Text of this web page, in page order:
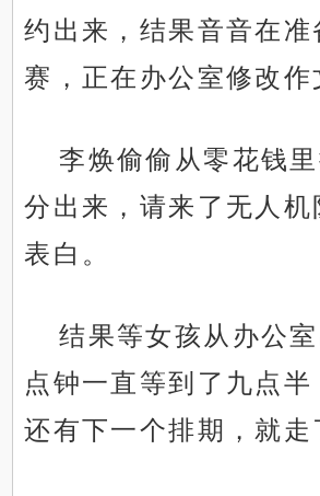
约出来，结果音音在准
赛，正在办公室修改作
李焕偷偷从零花钱
分出来，请来了无人机
表白。
结果等女孩从办公
点钟一直等到了九点半
还有下一个排期，就走